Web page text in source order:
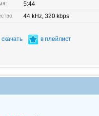
5:44
44 kHz, 320 kbps
скачать в плейлист